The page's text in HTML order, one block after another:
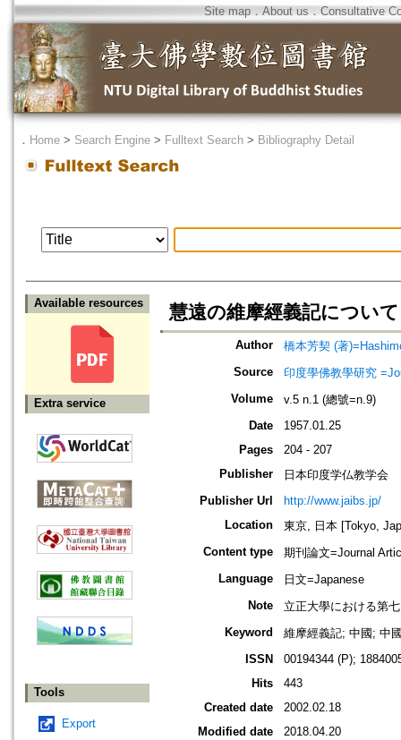
Site map．About us ． Consultative
． Home > Search Engine > Fulltext Search > Bibliography Detail
Available resources
Extra service
Tools
Export
慧遠の維摩經義記について
Author
橋本芳契 (著
Source
印度學佛教學研究
Volume
v.5 n.1 (總號=n.9)
Date
1957.01.25
Pages
204 - 207
Publisher
日本印度学仏教学会
Publisher Url
http://www.jaibs.jp/
Location
東京, 日本 [Tokyo,
Content type
期刊論文=Journal
Language
日文=Japanese
Note
立正大學における第
Keyword
維摩經義記; 中國; 中
ISSN
00194344 (P);
Hits
443
Created date
2002.02.18
Modified date
2018.04.20